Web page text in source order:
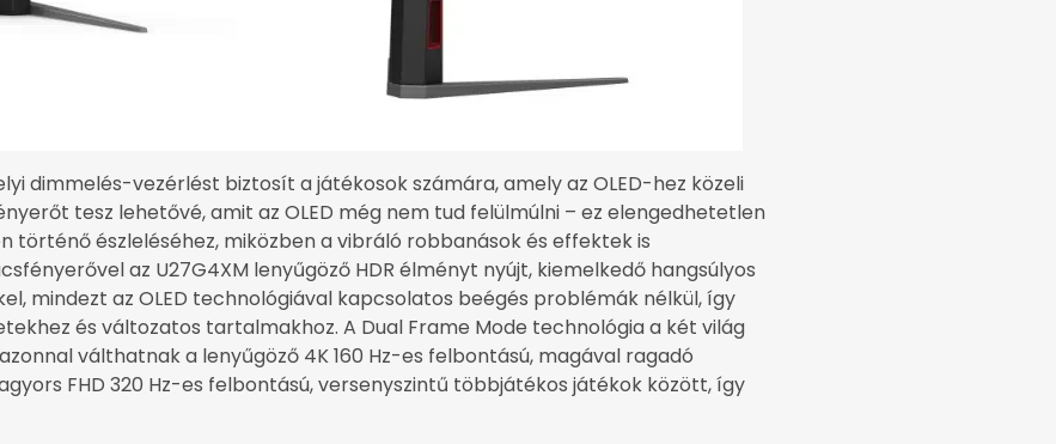
dimmelés-vezérlést biztosít a játékosok számára, amely az OLED-hez közeli
tesz lehetővé, amit az OLED még nem tud felülmúlni – ez elengedhetetlen
történő észleléséhez, miközben a vibráló robbanások és effektek is
az U27G4XM lenyűgöző HDR élményt nyújt, kiemelkedő hangsúlyos
mindezt az OLED technológiával kapcsolatos beégés problémák nélkül, így
és változatos tartalmakhoz. A Dual Frame Mode technológia a két világ
válthatnak a lenyűgöző 4K 160 Hz-es felbontású, magával ragadó
FHD 320 Hz-es felbontású, versenyszintű többjátékos játékok között, így